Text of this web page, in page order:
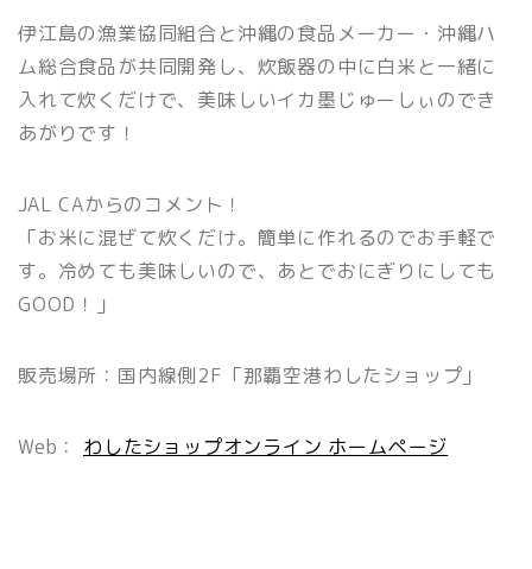
伊江島の漁業協同組合と沖縄の食品メーカー・沖縄ハ
ム総合食品が共同開発し、炊飯器の中に白米と一緒に
入れて炊くだけで、美味しいイカ墨じゅーしぃのでき
あがりです！
JAL CAからのコメント！
「お米に混ぜて炊くだけ。簡単に作れるのでお手軽で
す。冷めても美味しいので、あとでおにぎりにしても
GOOD！」
販売場所：国内線側2F「那覇空港わしたショップ」
Web： わしたショップオンライン ホームページ